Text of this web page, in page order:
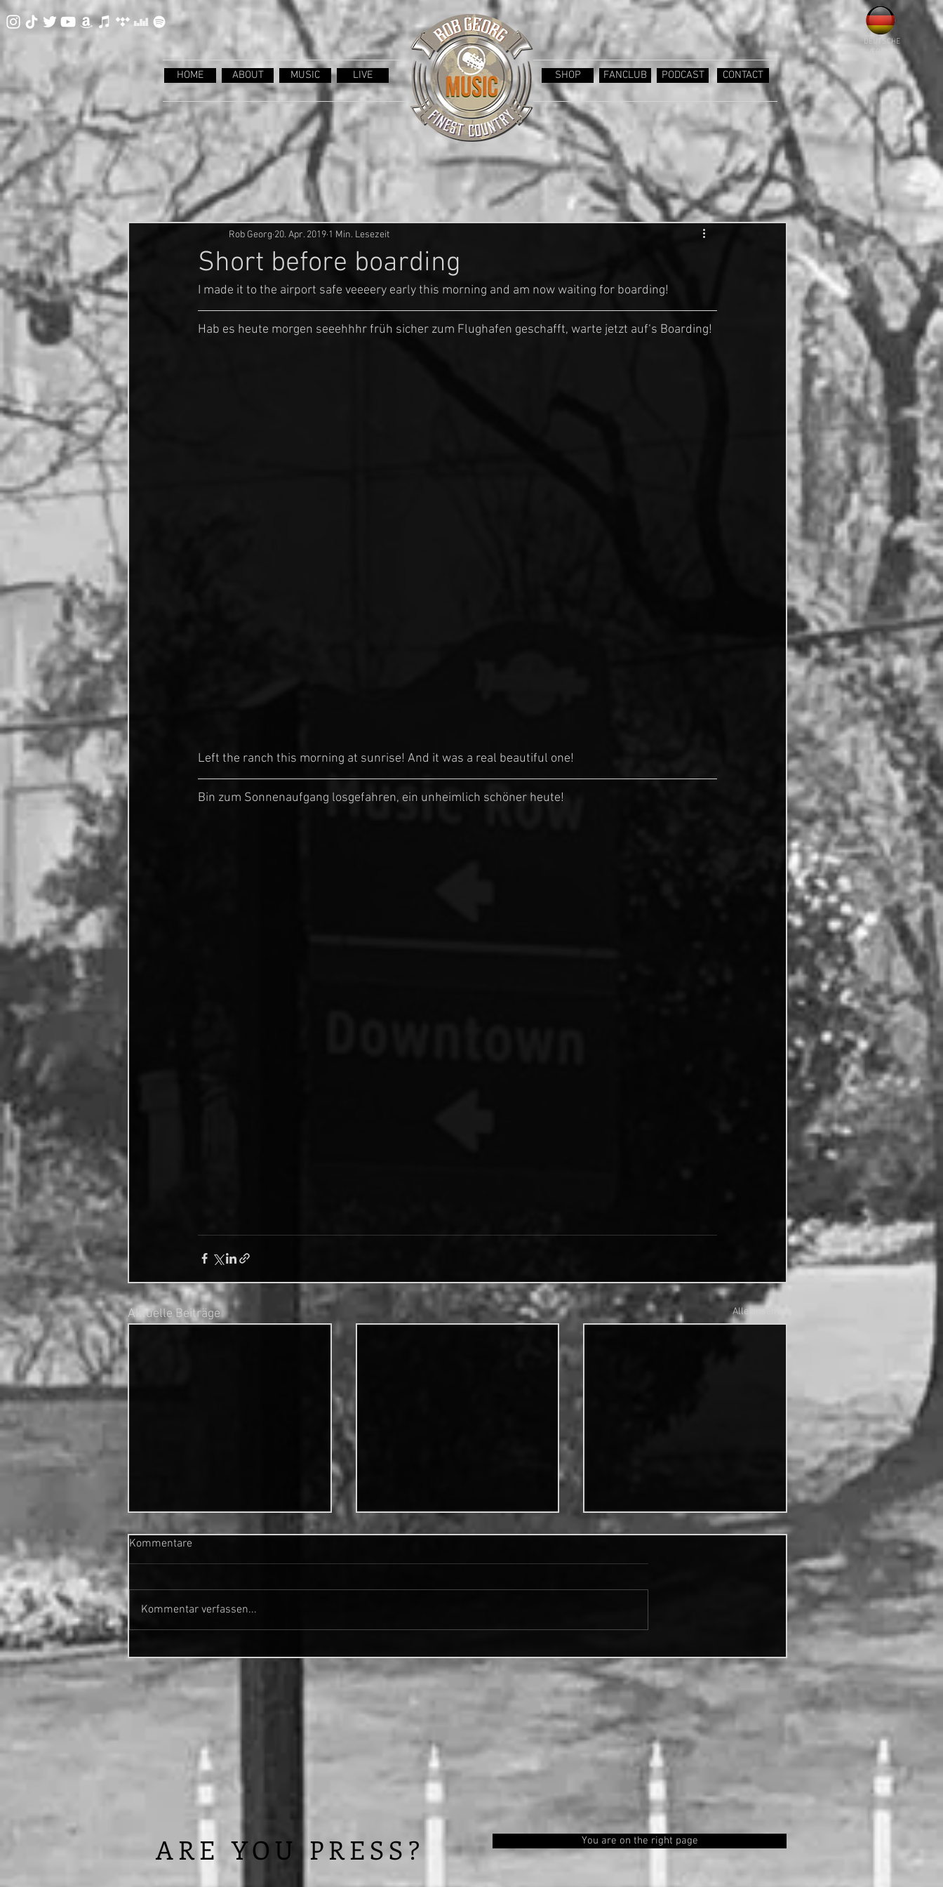
HOME ABOUT MUSIC LIVE SHOP FANCLUB PODCAST CONTACT
DEUTSCHE
VERSION
Short before boarding
Rob Georg 20. Apr. 2019 1 Min. Lesezeit
I made it to the airport safe veeeery early this morning and am now waiting for boarding!
Hab es heute morgen seeehhhr früh sicher zum Flughafen geschafft, warte jetzt auf‘s Boarding!
Left the ranch this morning at sunrise! And it was a real beautiful one!
Bin zum Sonnenaufgang losgefahren, ein unheimlich schöner heute!
Aktuelle Beiträge Alle ansehen
Promoter
Kommentare
Kommentar verfassen...
ARE YOU PRESS? You are on the right page